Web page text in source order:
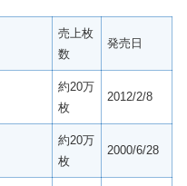
売上枚
数
発売日
約20万
枚
2012/2/8
約20万
枚
2000/6/28